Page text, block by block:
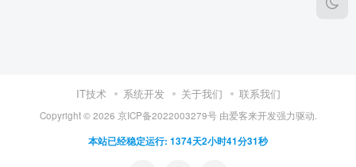
IT技术 系统开发 关于我们 联系我们
Copyright ©2026 京ICP备2022003279号由爱客来开发强力驱动.
本站已经稳定运行: 1374天2小时41分31秒